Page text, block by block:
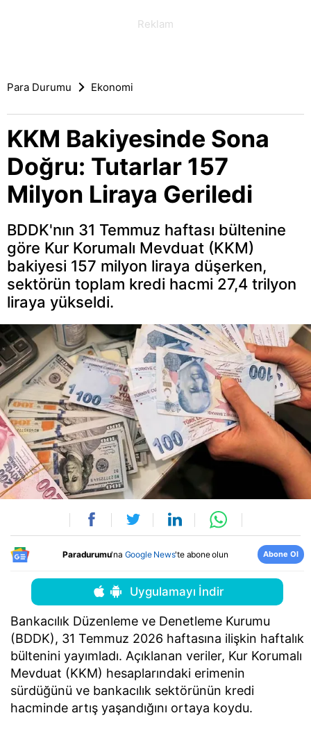
Para Durumu Ekonomi
KKM Bakiyesinde Sona
Doğru: Tutarlar 157
Milyon Liraya Geriledi
BDDK'nın 31 Temmuz haftası bültenine
göre Kur Korumalı Mevduat (KKM)
bakiyesi 157 milyon liraya düşerken,
sektörün toplam kredi hacmi 27,4 trilyon
liraya yükseldi.
Paradurumu'na Google News'te abone olun Abone Ol
Uygulamayı İndir
Bankacılık Düzenleme ve Denetleme Kurumu
(BDDK), 31 Temmuz 2026 haftasına ilişkin haftalık
bültenini yayımladı. Açıklanan veriler, Kur Korumalı
Mevduat (KKM) hesaplarındaki erimenin
sürdüğünü ve bankacılık sektörünün kredi
hacminde artış yaşandığını ortaya koydu.